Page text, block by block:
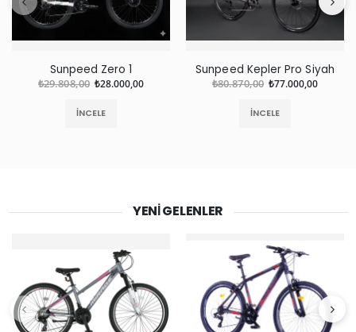
Sunpeed Zero 1
₺29.808,00 ₺28.000,00
İNCELE
Sunpeed Kepler Pro Siyah
₺80.870,00 ₺77.000,00
İNCELE
YENI GELENLER